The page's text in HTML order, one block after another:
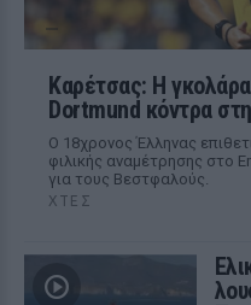
Καρέτσας: Η
Dortmund κόντρα
Ο 18χρονος Έλληνας
φιλικής αναμέτρησης στο
για τους Βεστφαλούς.
ΧΤΕΣ